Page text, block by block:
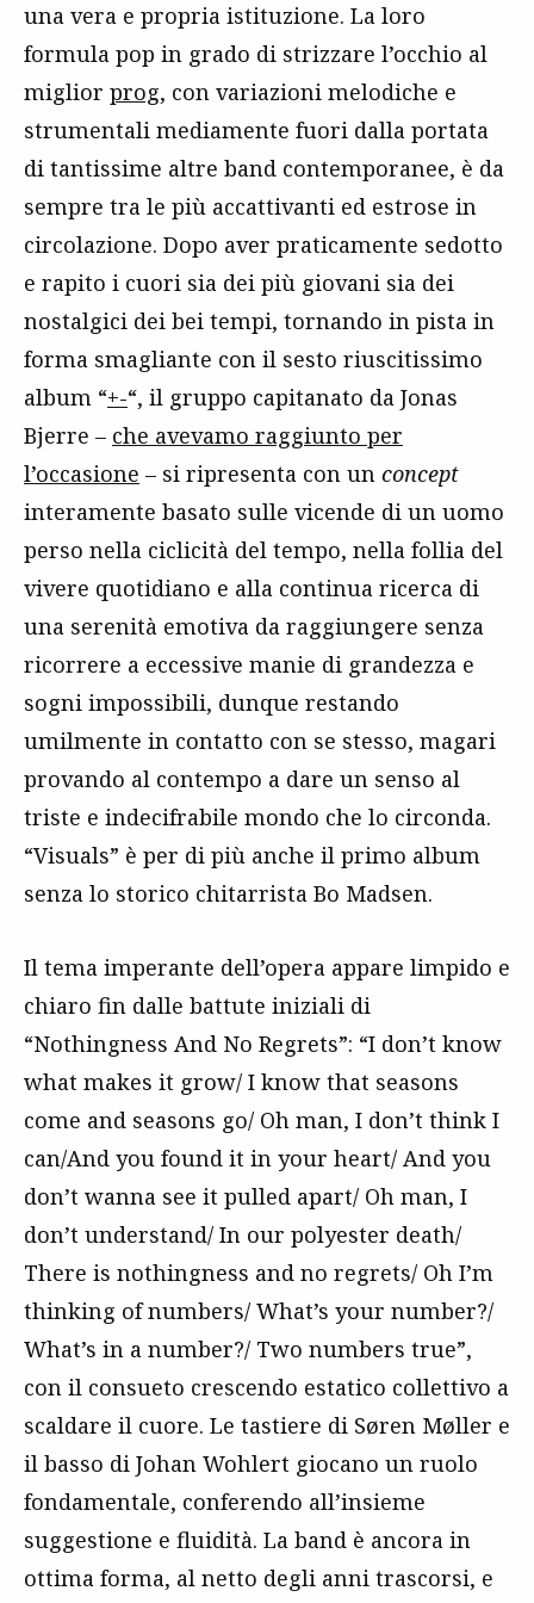
una vera e propria istituzione. La loro
formula pop in grado di strizzare l’occhio al
miglior prog, con variazioni melodiche e
strumentali mediamente fuori dalla portata
di tantissime altre band contemporanee, è da
sempre tra le più accattivanti ed estrose in
circolazione. Dopo aver praticamente sedotto
e rapito i cuori sia dei più giovani sia dei
nostalgici dei bei tempi, tornando in pista in
forma smagliante con il sesto riuscitissimo
album “+-“, il gruppo capitanato da Jonas
Bjerre – che avevamo raggiunto per
l’occasione – si ripresenta con un concept
interamente basato sulle vicende di un uomo
perso nella ciclicità del tempo, nella follia del
vivere quotidiano e alla continua ricerca di
una serenità emotiva da raggiungere senza
ricorrere a eccessive manie di grandezza e
sogni impossibili, dunque restando
umilmente in contatto con se stesso, magari
provando al contempo a dare un senso al
triste e indecifrabile mondo che lo circonda.
“Visuals” è per di più anche il primo album
senza lo storico chitarrista Bo Madsen.
Il tema imperante dell’opera appare limpido e
chiaro fin dalle battute iniziali di
“Nothingness And No Regrets”: “I don’t know
what makes it grow/ I know that seasons
come and seasons go/ Oh man, I don’t think I
can/And you found it in your heart/ And you
don’t wanna see it pulled apart/ Oh man, I
don’t understand/ In our polyester death/
There is nothingness and no regrets/ Oh I’m
thinking of numbers/ What’s your number?/
What’s in a number?/ Two numbers true”,
con il consueto crescendo estatico collettivo a
scaldare il cuore. Le tastiere di Søren Møller e
il basso di Johan Wohlert giocano un ruolo
fondamentale, conferendo all’insieme
suggestione e fluidità. La band è ancora in
ottima forma, al netto degli anni trascorsi, e